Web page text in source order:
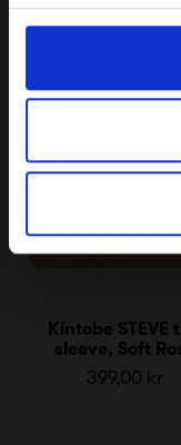
Kintobe STEVE
sleeve, Soft
399,00 kr